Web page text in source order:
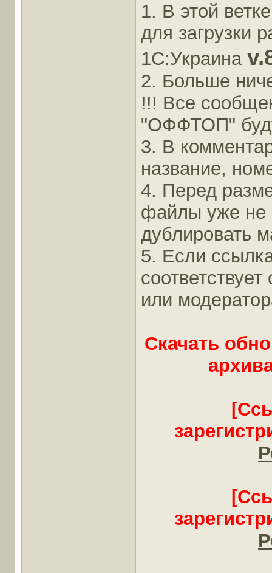
1. В этой
для загрузки
1С:Украина
2. Больше
!!! Все
"ОФФТОП"
3. В
название,
4. Перед
файлы уже не
дублировать
5. Если
или
Скачать